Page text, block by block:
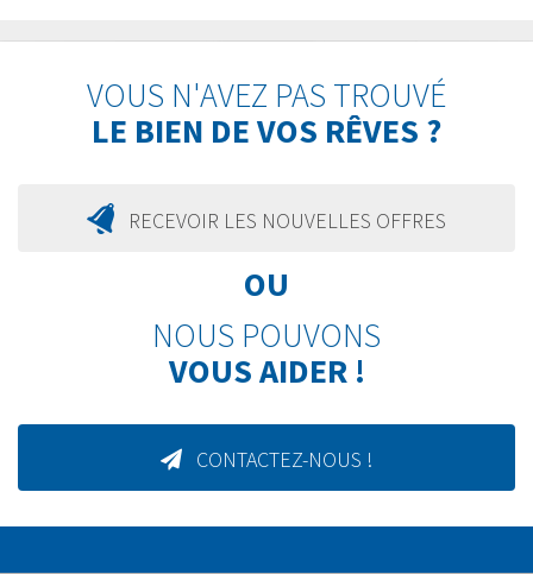
VOUS N'AVEZ PAS TROUVÉ
LE BIEN DE VOS RÊVES ?
RECEVOIR LES NOUVELLES OFFRES
OU
NOUS POUVONS
VOUS AIDER !
CONTACTEZ-NOUS !